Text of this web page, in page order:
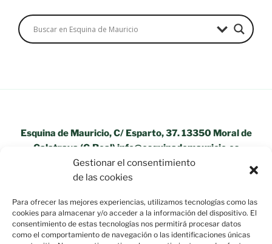
Gestionar el consentimiento
de las cookies
Para ofrecer las mejores experiencias, utilizamos tecnologías como las
cookies para almacenar y/o acceder a la información del dispositivo. El
consentimiento de estas tecnologías nos permitirá procesar datos
como el comportamiento de navegación o las identificaciones únicas
Esquina de Mauricio, C/ Esparto, 37. 13350 Moral de
Calatrava (C.Real) info@esquinademauricio.es
«Aviso Legal»